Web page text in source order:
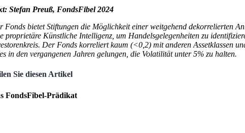
Stefan Preuß, FondsFibel 2024
Fonds bietet Stiftungen die Möglichkeit einer weitgehend dekorrelierten
proprietäre Künstliche Intelligenz, um Handelsgelegenheiten zu
Der Fonds korreliert kaum (<0,2) mit anderen Assetklassen
in den vergangenen Jahren gelungen, die Volatilität unter 5% zu halten.
Sie diesen Artikel
FondsFibel-Prädikat